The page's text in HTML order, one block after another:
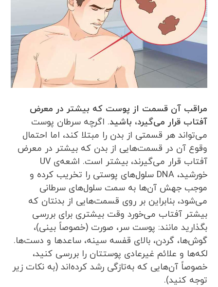
مراقب آن قسمت از پوست که بیشتر در معرض
آفتاب قرار می‌گیرد، باشید. اگرچه سرطان پوست
می‌تواند هر قسمتی از بدن را مبتلا کند، اما احتمال
وقوع آن در قسمت‌هایی از بدن که بیشتر در معرض
آفتاب قرار می‌گیرند، بیشتر است. اشعه‌ی UV
خورشید، DNA سلول‌های پوستی را تخریب کرده و
موجب جهش آن‌ها به سمت سلول‌های سرطانی
می‌شود، بنابراین بر روی قسمت‌هایی از بدنتان که
بیشتر آفتاب می‌خورد وقت بیشتری برای بررسی
بگذارید مانند: پوست سر، صورت (خصوصاً بینی)،
گوش‌ها، گردن، بالای قفسه سینه، ساعدها و دست‌ها.
لکه‌ها و علائم غیرعادی پوستتان را بررسی کنید،
خصوصاً آن‌هایی که به‌تازگی رشد کرده‌اند (به نکات زیر
توجه کنید).